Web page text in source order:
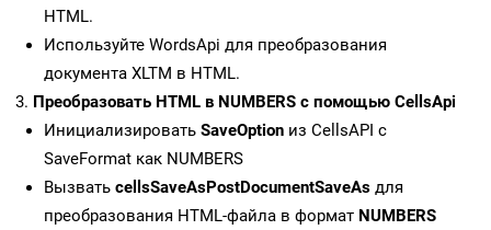
HTML.
Используйте WordsApi для преобразования
документа XLTM в HTML.
Преобразовать HTML в NUMBERS с помощью CellsApi
Инициализировать SaveOption из CellsAPI с
SaveFormat как NUMBERS
Вызвать cellsSaveAsPostDocumentSaveAs для
преобразования HTML-файла в формат NUMBERS